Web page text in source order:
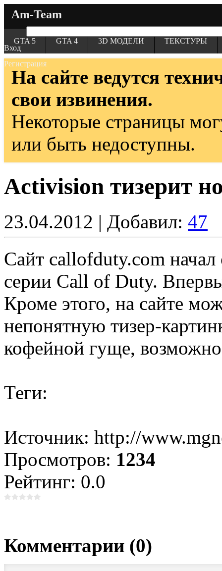
Am-Team
Вход
Регистрация
GTA 5 GTA 4 3D МОДЕЛИ ТЕКСТУРЫ
На сайте ведутся
свои извинения.
Некоторые страницы
или быть недоступны.
Activision тизерит
23.04.2012 | Добавил: 47
Сайт callofduty.com начал
серии Call of Duty.
Кроме этого, на сайте
непонятную тизер-
кофейной гуще,
Теги:
Источник: http://
Просмотров: 1234
Рейтинг: 0.0
Комментарии (0)